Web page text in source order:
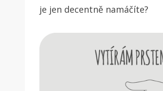
je jen decentně namáčíte?